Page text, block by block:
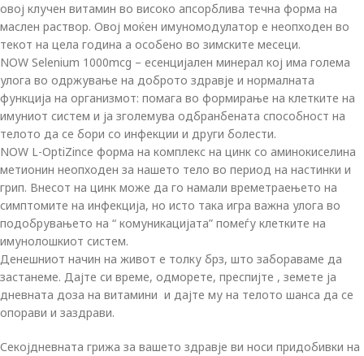
овој клучен витамин во високо апсорблива течна форма на
маслен раствор. Овој моќен имуномодулатор е неопходен во
текот на цела година а особено во зимските месеци.
NOW Selenium 1000mcg – есенцијален минерал кој има голема
улога во одржување на доброто здравје и нормалната
функција на организмот: помага во формирање на клетките на
имуниот систем и ја зголемува одбранбената способност на
телото да се бори со инфекции и други болести.
NOW L-OptiZincе форма на комплекс на цинк со аминокиселина
метионин неопходен за нашето тело во период на настинки и
грип. Внесот на цинк може да го намали времетраењето на
симптомите на инфекција, но исто така игра важна улога во
подобрувањето на “ комуникацијата” помеѓу клетките на
имунолошкиот систем.
Денешниот начин на живот е толку брз, што забораваме да
застанеме. Дајте си време, одморете, преспијте , земете ја
дневната доза на витамини и дајте му на телото шанса да се
опорави и заздрави.
Секојдневната грижа за вашето здравје ви носи придобивки на